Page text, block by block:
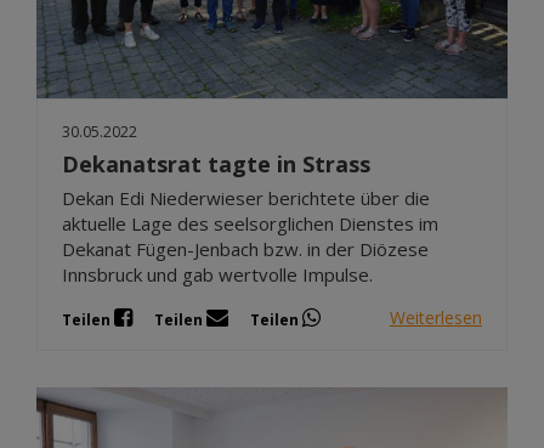
30.05.2022
Dekanatsrat tagte in Strass
Dekan Edi Niederwieser berichtete über die
aktuelle Lage des seelsorglichen Dienstes im
Dekanat Fügen-Jenbach bzw. in der Diözese
Innsbruck und gab wertvolle Impulse.
Teilen Teilen Teilen Weiterlesen